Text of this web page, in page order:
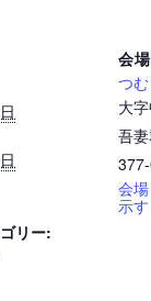
リー:
会場
つ
大
吾
会
示